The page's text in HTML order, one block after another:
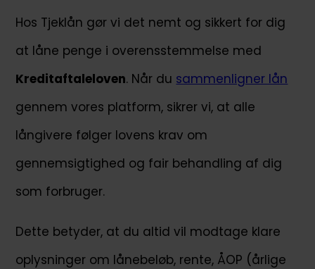
Hos Tjeklån gør vi det nemt og sikkert for dig
at låne penge i overensstemmelse med
Kreditaftaleloven. Når du sammenligner lån
gennem vores platform, sikrer vi, at alle
långivere følger lovens krav om
gennemsigtighed og fair behandling af dig
som forbruger.
Dette betyder, at du altid vil modtage klare
oplysninger om lånebeløb, rente, ÅOP (årlige